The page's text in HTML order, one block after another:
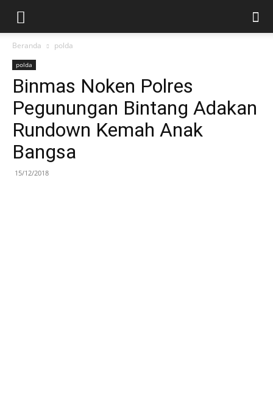
Beranda polda
polda
Binmas Noken Polres
Pegunungan Bintang Adakan
Rundown Kemah Anak
Bangsa
15/12/2018